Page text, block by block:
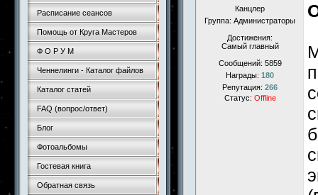
Расписание сеансов
Помощь от Круга Мастеров
Ф О Р У М
Ченнелинги - Каталог файлов
Каталог статей
FAQ (вопрос/ответ)
Блог
Фотоальбомы
Гостевая книга
Обратная связь
Канцлер
Группа: Администраторы
Достижения:
Самый главный
Сообщений: 5859
Награды: 180
Репутация: 266
Статус: Offline